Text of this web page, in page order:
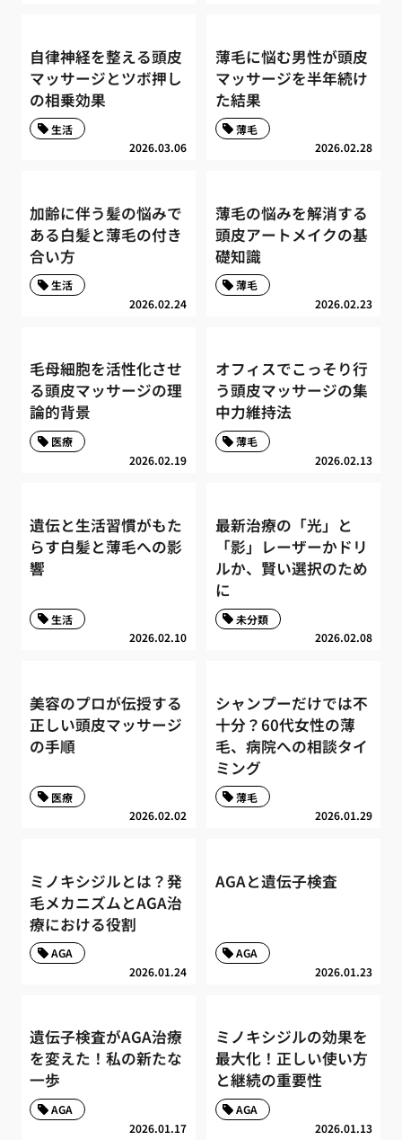
自律神経を整える頭皮
マッサージとツボ押し
の相乗効果
2026.03.06
生活
薄毛に悩む男性が頭皮
マッサージを半年続け
た結果
2026.02.28
薄毛
加齢に伴う髪の悩みで
ある白髪と薄毛の付き
合い方
2026.02.24
生活
薄毛の悩みを解消する
頭皮アートメイクの基
礎知識
2026.02.23
薄毛
毛母細胞を活性化させ
る頭皮マッサージの理
論的背景
2026.02.19
医療
オフィスでこっそり行
う頭皮マッサージの集
中力維持法
2026.02.13
薄毛
遺伝と生活習慣がもた
らす白髪と薄毛への影
響
2026.02.10
生活
最新治療の「光」と
「影」レーザーかドリ
ルか、賢い選択のため
に
2026.02.08
未分類
美容のプロが伝授する
正しい頭皮マッサージ
の手順
2026.02.02
医療
シャンプーだけでは不
十分？60代女性の薄
毛、病院への相談タイ
ミング
2026.01.29
薄毛
ミノキシジルとは？発
毛メカニズムとAGA治
療における役割
2026.01.24
AGA
AGAと遺伝子検査
2026.01.23
AGA
遺伝子検査がAGA治療
を変えた！私の新たな
一歩
2026.01.17
AGA
ミノキシジルの効果を
最大化！正しい使い方
と継続の重要性
2026.01.13
AGA